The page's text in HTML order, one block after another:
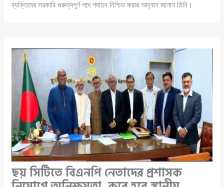
ব্যক্তিদের সরকারি গুরুত্বপূর্ণ পদে পদায়ন নিশ্চিত করার আহ্বান জানান তিনি।
ছয় সিটিতে বিএনপি নেতাদের প্রশাসক